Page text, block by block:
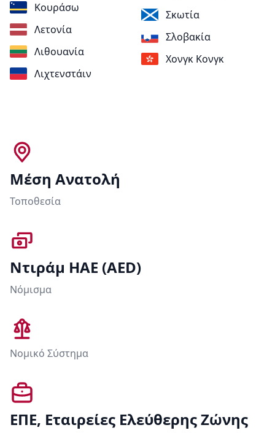
Κουράσω
Λετονία
Λιθουανία
Λιχτενστάιν
Σκωτία
Σλοβακία
Χονγκ Κονγκ
Μέση Ανατολή
Τοποθεσία
Ντιράμ ΗΑΕ (AED)
Νόμισμα
Νομικό Σύστημα
ΕΠΕ, Εταιρείες Ελεύθερης Ζώνης